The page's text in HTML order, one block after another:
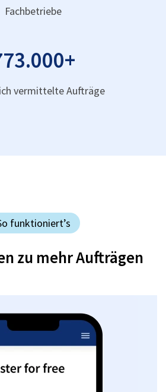
Fachbetriebe
+
vermittelte Aufträge
funktioniert’s
zu mehr Aufträgen